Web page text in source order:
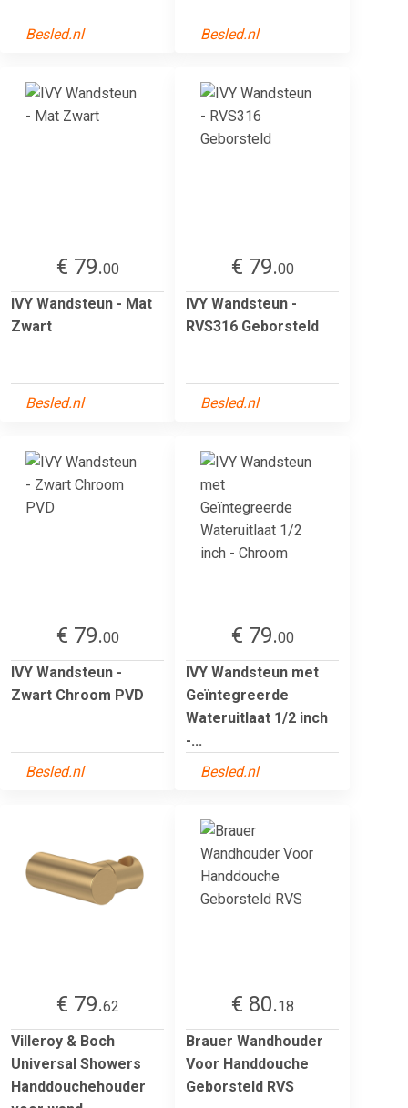
Besled.nl Besled.nl
€ 79.00
IVY Wandsteun - Mat
Zwart
Besled.nl
€ 79.00
IVY Wandsteun -
RVS316 Geborsteld
Besled.nl
€ 79.00
IVY Wandsteun -
Zwart Chroom PVD
Besled.nl
€ 79.00
IVY Wandsteun met
Geïntegreerde
Wateruitlaat 1/2 inch
-...
Besled.nl
€ 79.62
Villeroy & Boch
Universal Showers
Handdouchehouder
€ 80.18
Brauer Wandhouder
Voor Handdouche
Geborsteld RVS